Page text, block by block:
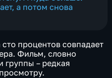
а потом снова
процентов совпадает
Фильм, словно
группы – редкая